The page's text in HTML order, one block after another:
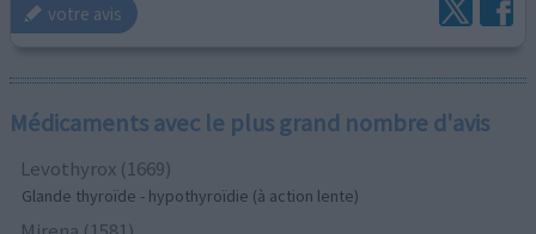
votre avis
Médicaments avec le plus grand nombre d'avis
Levothyrox (1669)
Glande thyroïde - hypothyroïdie (à action lente)